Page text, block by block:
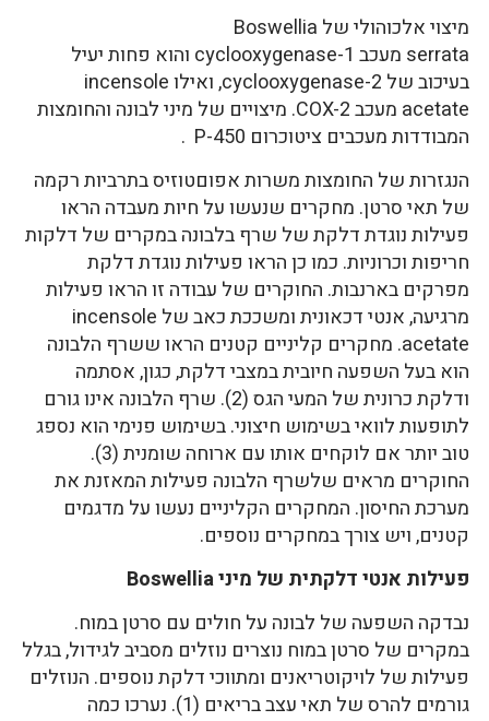
מיצוי אלכוהולי של Boswellia
serrata מעכב cyclooxygenase-1 והוא פחות יעיל
בעיכוב של cyclooxygenase-2, ואילו incensole
acetate מעכב COX-2. מיצויים של מיני לבונה והחומצות
המבודדות מעכבים ציטוכרום P-450 .
הנגזרות של החומצות משרות אפוםטוזיס בתרביות רקמה
של תאי סרטן. מחקרים שנעשו על חיות מעבדה הראו
פעילות נוגדת דלקת של שרף בלבונה במקרים של דלקות
חריפות וכרוניות. כמו כן הראו פעילות נוגדת דלקת
מפרקים בארנבות. החוקרים של עבודה זו הראו פעילות
מרגיעה, אנטי דכאונית ומשככת כאב של incensole
acetate. מחקרים קליניים קטנים הראו ששרף הלבונה
הוא בעל השפעה חיובית במצבי דלקת, כגון, אסתמה
ודלקת כרונית של המעי הגס (2). שרף הלבונה אינו גורם
לתופעות לוואי בשימוש חיצוני. בשימוש פנימי הוא נספג
טוב יותר אם לוקחים אותו עם ארוחה שומנית (3).
החוקרים מראים שלשרף הלבונה פעילות המאזנת את
מערכת החיסון. המחקרים הקליניים נעשו על מדגמים
קטנים, ויש צורך במחקרים נוספים.
פעילות אנטי דלקתית של מיני Boswellia
נבדקה השפעה של לבונה על חולים עם סרטן במוח.
במקרים של סרטן במוח נוצרים נוזלים מסביב לגידול, בגלל
פעילות של לויקוטריאנים ומתווכי דלקת נוספים. הנוזלים
גורמים להרס של תאי עצב בריאים (1). נערכו כמה